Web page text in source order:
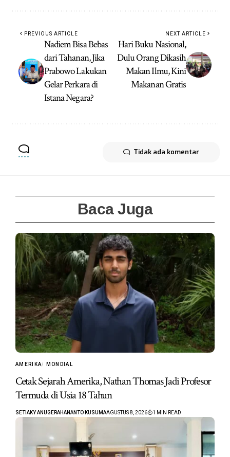
PREVIOUS ARTICLE
Nadiem Bisa Bebas
dari Tahanan, Jika
Prabowo Lakukan
Gelar Perkara di
Istana Negara?
NEXT ARTICLE
Hari Buku Nasional,
Dulu Orang Dikasih
Makan Ilmu, Kini
Makanan Gratis
Tidak ada komentar
Baca Juga
AMERIKA MONDIAL
Cetak Sejarah Amerika, Nathan Thomas Jadi Profesor
Termuda di Usia 18 Tahun
SETIAKY ANUGERAHANANTO KUSUMAAGUSTUS 8, 2026 1 MIN READ